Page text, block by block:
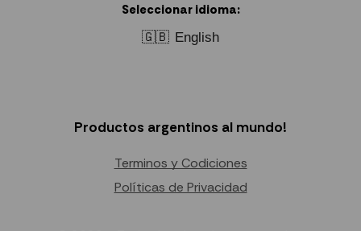
Seleccionar idioma:
🇬🇧 English
Productos argentinos al mundo!
Terminos y Codiciones
Políticas de Privacidad